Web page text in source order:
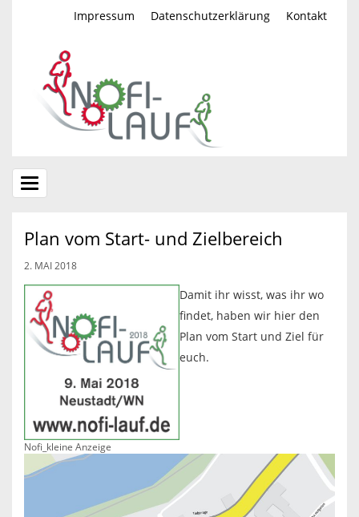
Impressum Datenschutzerklärung Kontakt
Toggle
navigation
Plan vom Start- und Zielbereich
2. MAI 2018
Nofi_kleine Anzeige
Damit ihr wisst, was ihr wo
findet, haben wir hier den
Plan vom Start und Ziel für
euch.